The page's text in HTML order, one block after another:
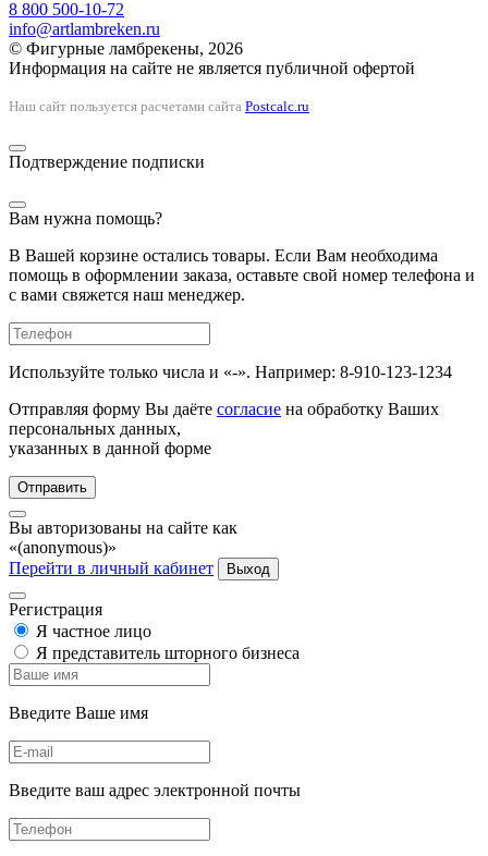
8 800 500-10-72
info@artlambreken.ru
© Фигурные ламбрекены, 2026
Информация на сайте не является публичной офертой
Наш сайт пользуется расчетами сайта Postcalc.ru
Подтверждение подписки
Вам нужна помощь?
В Вашей корзине остались товары. Если Вам необходима
помощь в оформлении заказа, оставьте свой номер телефона и
с вами свяжется наш менеджер.
Используйте только числа и «-». Например: 8-910-123-1234
Отправляя форму Вы даёте согласие на обработку Ваших
персональных данных,
указанных в данной форме
Отправить
Вы авторизованы на сайте как
«(anonymous)»
Перейти в личный кабинет
Выход
Регистрация
Я частное лицо
Я представитель шторного бизнеса
Введите Ваше имя
Введите ваш адрес электронной почты